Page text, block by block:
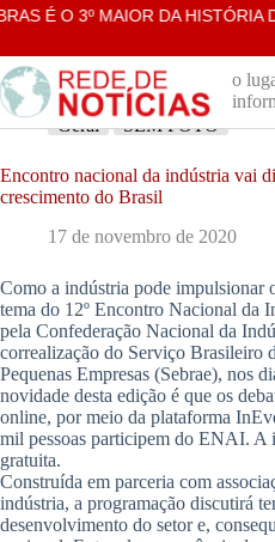
Pular
o
conteúdo
É O 3º MAIOR DA HISTÓRIA
o
Geral
SEM FOTO
Encontro nacional da indústria vai
crescimento do Brasil
17 de novembro de 2020
Como a indústria pode impulsionar
tema do 12º Encontro Nacional da
pela Confederação Nacional da
correalização do Serviço Brasileiro
Pequenas Empresas (Sebrae), nos
novidade desta edição é que os
online, por meio da plataforma
mil pessoas participem do ENAI. A
gratuita.
Construída em parceria com
indústria, a programação discutirá
desenvolvimento do setor e,